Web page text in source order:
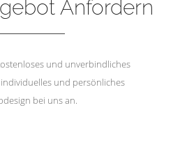
Anfordern
und unverbindliches
und persönliches
bei uns an.